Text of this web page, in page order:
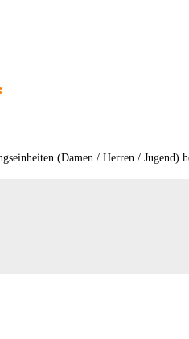
(Damen / Herren / Jugend)